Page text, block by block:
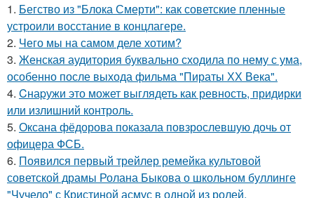
1. Бегство из "Блока Смерти": как советские пленные
устроили восстание в концлагере.
2. Чего мы на самом деле хотим?
3. Женская аудитория буквально сходила по нему с ума,
особенно после выхода фильма "Пираты ХХ Века".
4. Cнаpужи это может выглядеть как ревность, придирки
или излишний контроль.
5. Оксана фёдорова показала повзрослевшую дочь от
офицера ФСБ.
6. Появился первый трейлер ремейка культовой
советской драмы Ролана Быкова о школьном буллинге
"Чучело" с Кристиной асмус в одной из ролей.